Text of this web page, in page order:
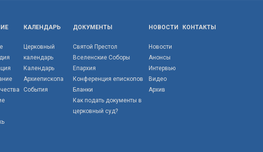
КАЛЕНДАРЬ
Церковный
календарь
Календарь
Архиепископа
События
ДОКУМЕНТЫ
Святой Престол
Вселенские Соборы
Епархия
Конференция епископов
Бланки
Как подать документы в
церковный суд?
НОВОСТИ
Новости
Анонсы
Интервью
Видео
Архив
КОНТАКТЫ